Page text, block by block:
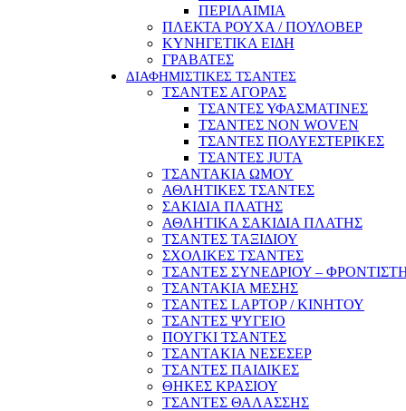
ΠΕΡΙΛΑΙΜΙΑ
ΠΛΕΚΤΑ ΡΟΥΧΑ / ΠΟΥΛΟΒΕΡ
ΚΥΝΗΓΕΤΙΚΑ ΕΙΔΗ
ΓΡΑΒΑΤΕΣ
ΔΙΑΦΗΜΙΣΤΙΚΕΣ ΤΣΑΝΤΕΣ
ΤΣΑΝΤΕΣ ΑΓΟΡΑΣ
ΤΣΑΝΤΕΣ ΥΦΑΣΜΑΤΙΝΕΣ
ΤΣΑΝΤΕΣ NON WOVEN
ΤΣΑΝΤΕΣ ΠΟΛΥΕΣΤΕΡΙΚΕΣ
ΤΣΑΝΤΕΣ JUTA
ΤΣΑΝΤΑΚΙΑ ΩΜΟΥ
ΑΘΛΗΤΙΚΕΣ ΤΣΑΝΤΕΣ
ΣΑΚΙΔΙΑ ΠΛΑΤΗΣ
ΑΘΛΗΤΙΚΑ ΣΑΚΙΔΙΑ ΠΛΑΤΗΣ
ΤΣΑΝΤΕΣ ΤΑΞΙΔΙΟΥ
ΣΧΟΛΙΚΕΣ ΤΣΑΝΤΕΣ
ΤΣΑΝΤΕΣ ΣΥΝΕΔΡΙΟΥ –
ΤΣΑΝΤΑΚΙΑ ΜΕΣΗΣ
ΤΣΑΝΤΕΣ LAPTOP / ΚΙΝΗΤΟΥ
ΤΣΑΝΤΕΣ ΨΥΓΕΙΟ
ΠΟΥΓΚΙ ΤΣΑΝΤΕΣ
ΤΣΑΝΤΑΚΙΑ ΝΕΣΕΣΕΡ
ΤΣΑΝΤΕΣ ΠΑΙΔΙΚΕΣ
ΘΗΚΕΣ ΚΡΑΣΙΟΥ
ΤΣΑΝΤΕΣ ΘΑΛΑΣΣΗΣ